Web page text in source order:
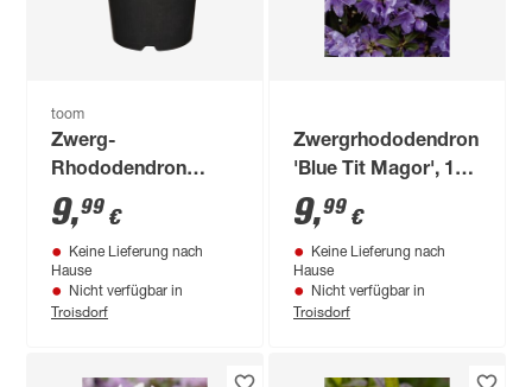
toom
Zwerg-
Rhododendron
'Wren' gelb 17 cm
Topf
9,99 €
Keine Lieferung nach
Hause
Nicht verfügbar in
Troisdorf
Zwergrhododendron
'Blue Tit Magor', 17
cm Topf
9,99 €
Keine Lieferung nach
Hause
Nicht verfügbar in
Troisdorf